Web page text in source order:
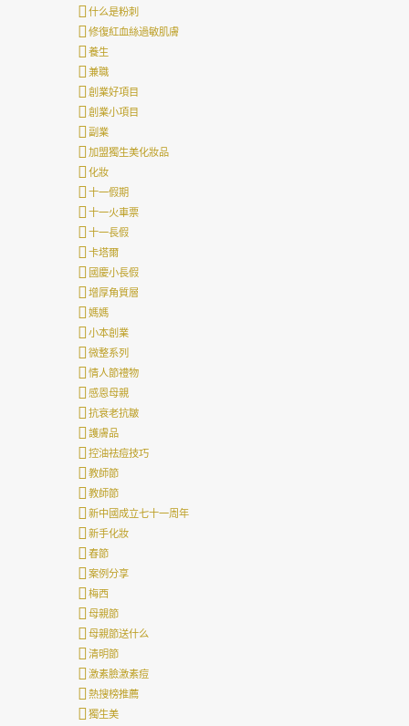
什么是粉刺
修復紅血絲過敏肌膚
養生
兼職
創業好項目
創業小項目
副業
加盟獨生美化妝品
化妝
十一假期
十一火車票
十一長假
卡塔爾
國慶小長假
增厚角質層
媽媽
小本創業
微整系列
情人節禮物
感恩母親
抗衰老抗皺
護膚品
控油祛痘技巧
教師節
教師節
新中國成立七十一周年
新手化妝
春節
案例分享
梅西
母親節
母親節送什么
清明節
激素臉激素痘
熱搜榜推薦
獨生美